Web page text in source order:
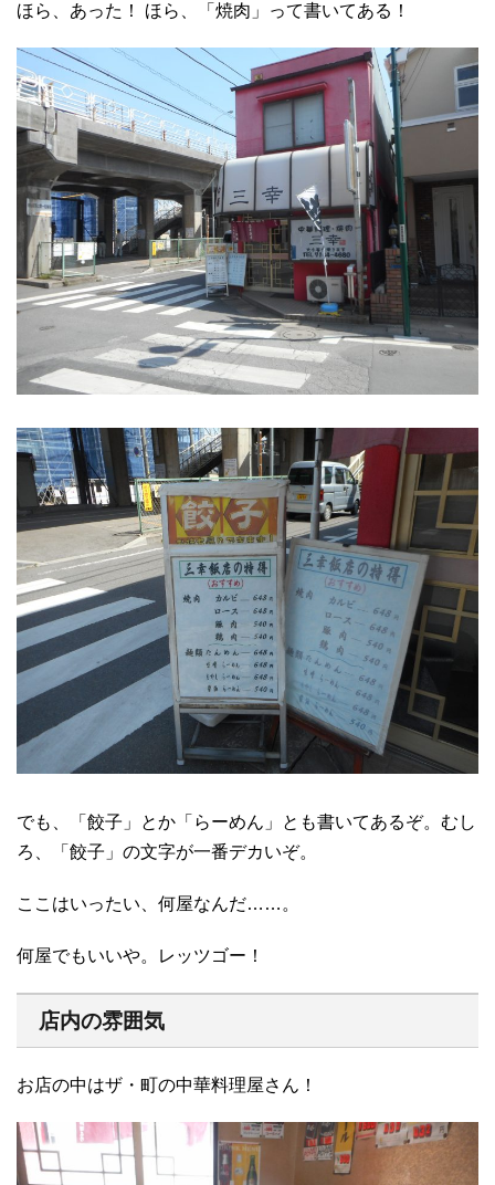
ほら、あった！ ほら、「焼肉」って書いてある！
でも、「餃子」とか「らーめん」とも書いてあるぞ。むし
ろ、「餃子」の文字が一番デカいぞ。
ここはいったい、何屋なんだ……。
何屋でもいいや。レッツゴー！
店内の雰囲気
お店の中はザ・町の中華料理屋さん！